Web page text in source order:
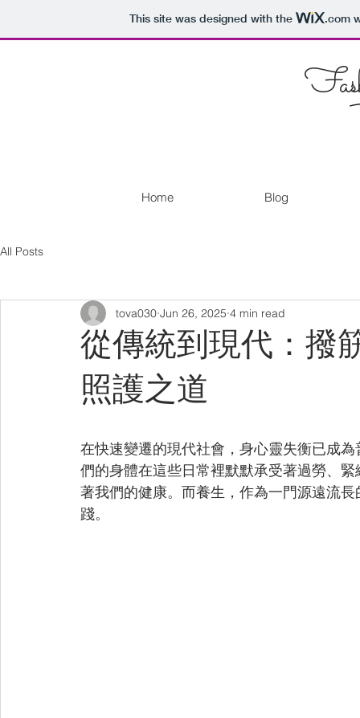
This site was designed with the .com
Home Blog
All Posts
從傳統到現代：撥
照護之道
tova030 Jun 26, 2025 4 min read
在快速變遷的現代社會，身心靈失衡已成
們的身體在這些日常裡默默承受著過勞、
著我們的健康。而養生，作為一門源遠流
踐。